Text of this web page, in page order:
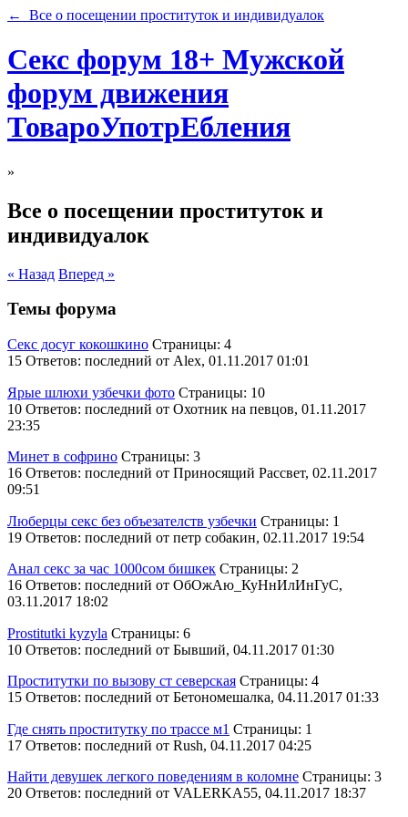
← Все о посещении проституток и индивидуалок
Секс форум 18+ Мужской
форум движения
ТовароУпотрЕбления
»
Все о посещении проституток и
индивидуалок
« Назад Вперед »
Темы форума
Секс досуг кокошкино Страницы: 4
15 Ответов: последний от Alex, 01.11.2017 01:01
Ярые шлюхи узбечки фото Страницы: 10
10 Ответов: последний от Охотник на певцов, 01.11.2017
23:35
Минет в софрино Страницы: 3
16 Ответов: последний от Приносящий Рассвет, 02.11.2017
09:51
Люберцы секс без объезателств узбечки Страницы: 1
19 Ответов: последний от петр собакин, 02.11.2017 19:54
Анал секс за час 1000сом бишкек Страницы: 2
16 Ответов: последний от ОбОжАю_КуНнИлИнГуС,
03.11.2017 18:02
Prostitutki kyzyla Страницы: 6
10 Ответов: последний от Бывший, 04.11.2017 01:30
Проститутки по вызову ст северская Страницы: 4
15 Ответов: последний от Бетономешалкa, 04.11.2017 01:33
Где снять проститутку по трассе м1 Страницы: 1
17 Ответов: последний от Rush, 04.11.2017 04:25
Найти девушек легкого поведениям в коломне Страницы: 3
20 Ответов: последний от VALERKA55, 04.11.2017 18:37